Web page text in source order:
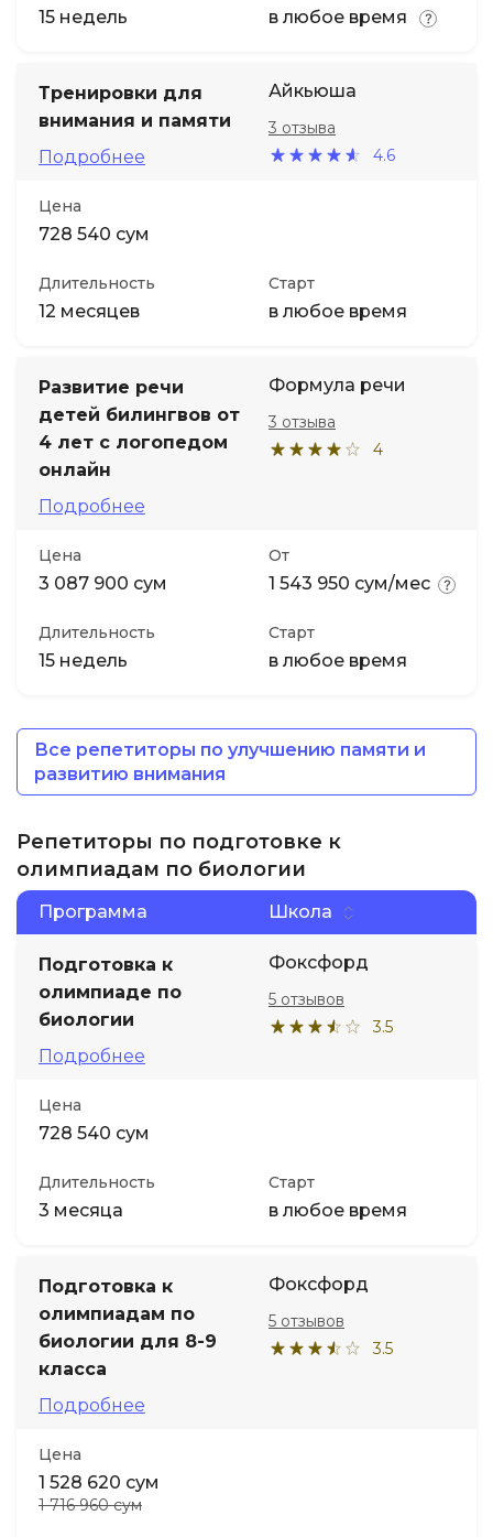
15 недель в любое время
Тренировки для
внимания и памяти
Подробнее
Айкьюша
4.6
3 отзыва
Цена
728 540 сум
Длительность
12 месяцев
Старт
в любое время
Развитие речи
детей билингвов от
4 лет с логопедом
онлайн
Подробнее
Формула речи
4
3 отзыва
Цена
3 087 900 сум
От
1 543 950 сум/мес
Длительность
15 недель
Старт
в любое время
Все репетиторы по улучшению памяти и
развитию внимания
Репетиторы по подготовке к
олимпиадам по биологии
Программа Школа
Подготовка к
олимпиаде по
биологии
Подробнее
Фоксфорд
3.5
5 отзывов
Цена
728 540 сум
Длительность
3 месяца
Старт
в любое время
Подготовка к
олимпиадам по
биологии для 8-9
класса
Подробнее
Фоксфорд
3.5
5 отзывов
Цена
1 528 620 сум
1 716 960 сум